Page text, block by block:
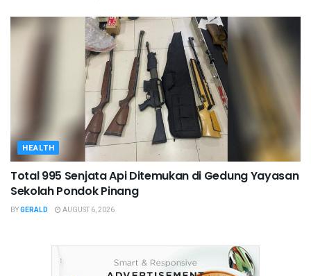
HEALTH
Total 995 Senjata Api Ditemukan di Gedung Yayasan
Sekolah Pondok Pinang
BYGERALD AUGUST 6, 2026